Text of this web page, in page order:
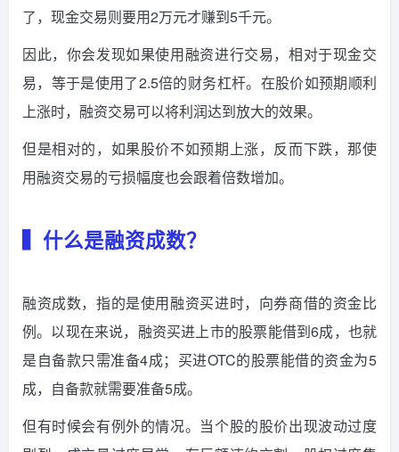
了，现金交易则要用2万元才赚到5千元。
因此，你会发现如果使用融资进行交易，相对于现金交
易，等于是使用了2.5倍的财务杠杆。在股价如预期顺利
上涨时，融资交易可以将利润达到放大的效果。
但是相对的，如果股价不如预期上涨，反而下跌，那使
用融资交易的亏损幅度也会跟着倍数增加。
▍什么是融资成数？
融资成数，指的是使用融资买进时，向券商借的资金比
例。以现在来说，融资买进上市的股票能借到6成，也就
是自备款只需准备4成；买进OTC的股票能借的资金为5
成，自备款就需要准备5成。
但有时候会有例外的情况。当个股的股价出现波动过度